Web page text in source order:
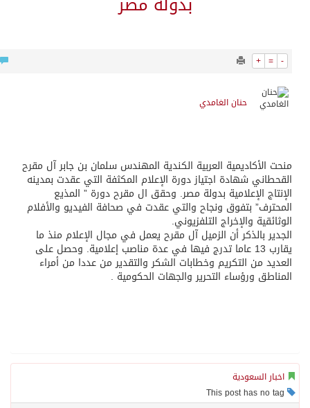
حنان الغامدي
العربية الكندية المهندس سلمان بن جابر آل مقرح
شهادة اجتياز دورة الإعلام المكثفة التي عقدت بمدينه
بدولة مصر. وحقق ال مقرح دورة ” المذيع
بتفوق ونجاح والتي عقدت في صحافة الفيديو والأفلام
والإخراج التلفزيوني.
أن الزميل آل مقرح يعمل في مجال الإعلام منذ ما
يقارب 13 عاما تدرج فيها في عدة مناصب إعلامية. وحصل على
التكريم وخطابات الشكر والتقدير من عددا من أمراء
التحرير والجهات الحكومية .